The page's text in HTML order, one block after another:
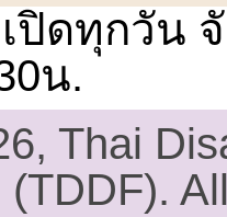
ปิดทุกวัน
น.
Thai
(TDDF).